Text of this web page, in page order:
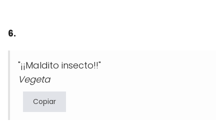
6.
"¡¡Maldito insecto!!"
Vegeta
Copiar